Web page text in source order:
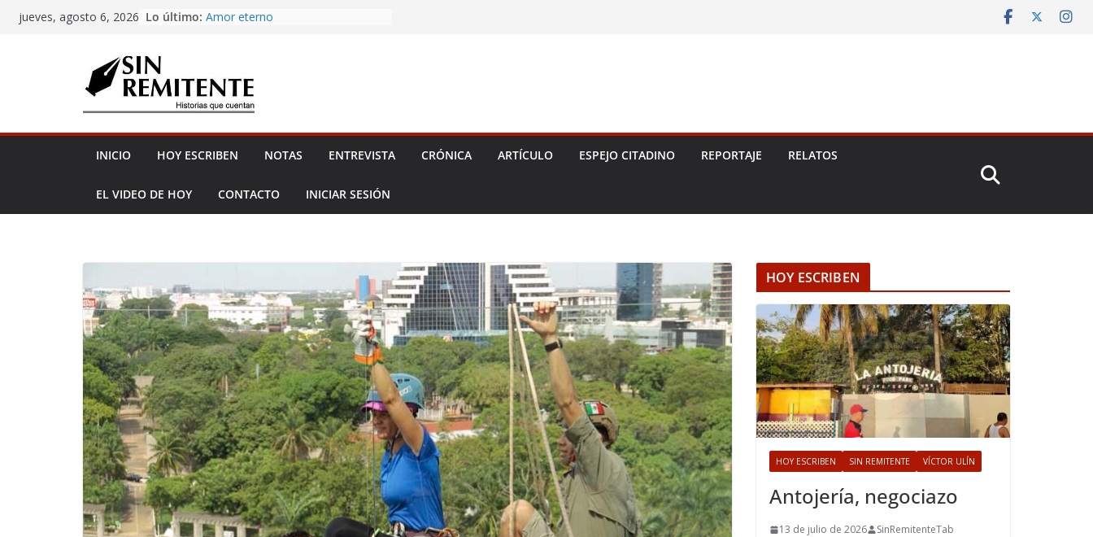
Skipjueves, agosto 6, 2026 Lo último: Amor eterno
Misa de 12
INICIO HOY ESCRIBEN NOTAS ENTREVISTA CRÓNICA ARTÍCULO ESPEJO CITADINO REPORTAJE RELATOS
EL VIDEO DE HOY CONTACTO INICIAR SESIÓN
HOY ESCRIBEN
HOY ESCRIBEN SIN REMITENTE VÍCTOR ULÍN
Antojería, negociazo
13 de julio de 2026
SinRemitenteTab